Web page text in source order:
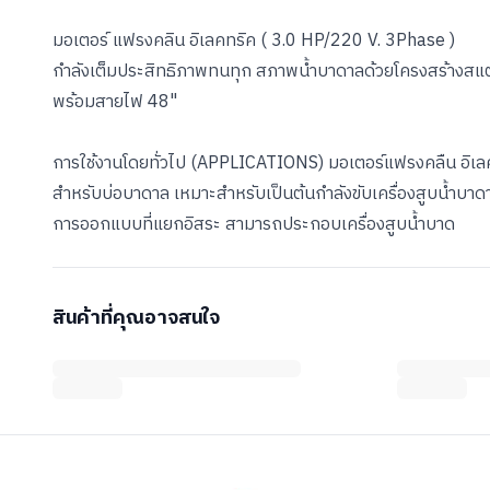
มอเตอร์ แฟรงคลิน อิเลคทริค ( 3.0 HP/220 V. 3Phase )
กำลังเต็มประสิทธิภาพทนทุก สภาพน้ำบาดาลด้วยโครงสร้างส
พร้อมสายไฟ 48"
การใช้งานโดยทั่วไป (APPLICATIONS) มอเตอร์แฟรงคลืน อิเ
สำหรับบ่อบาดาล เหมาะสำหรับเป็นต้นกำลังขับเครื่องสูบน้ำบา
การออกแบบที่แยกอิสระ สามารถประกอบเครื่องสูบน้ำบาด
สินค้าที่คุณอาจสนใจ